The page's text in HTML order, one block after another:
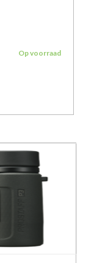
Op voorraad